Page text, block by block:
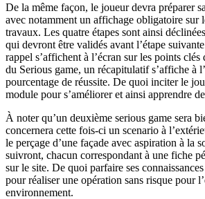
De la même façon, le joueur devra préparer
avec notamment un affichage obligatoire sur
travaux. Les quatre étapes sont ainsi
qui devront être validés avant l’étape
rappel s’affichent à l’écran sur les points
du Serious game, un récapitulatif s’affiche à
pourcentage de réussite. De quoi inciter le
module pour s’améliorer et ainsi apprendre
À noter qu’un deuxième serious game sera
concernera cette fois-ci un scenario à
le perçage d’une façade avec aspiration à la
suivront, chacun correspondant à une fiche
sur le site. De quoi parfaire ses
pour réaliser une opération sans risque pour
environnement.